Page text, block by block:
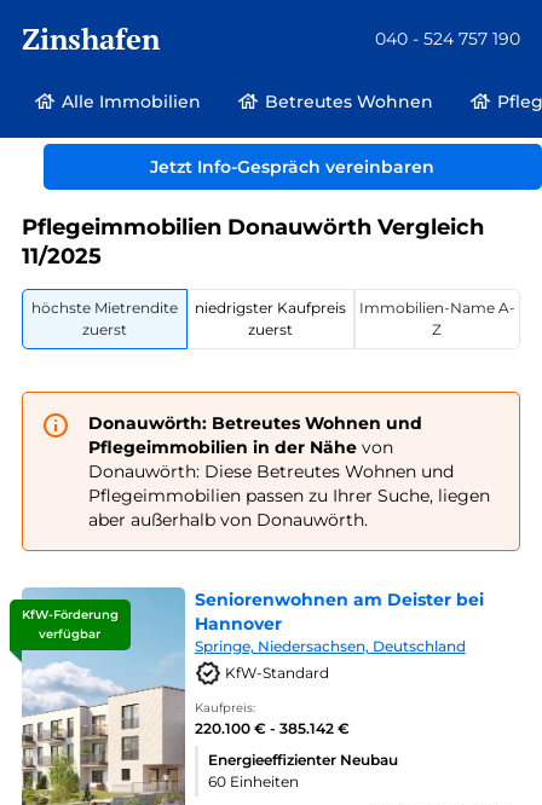
Zinshafen 040 - 524 757 190
Alle Immobilien Betreutes Wohnen
Jetzt Info-Gespräch vereinbaren
Betreutes Wohnen und Pflegeimmobilien Deutschland
Pflegeimmobilien Donauwörth Vergleich
11/2025
höchste Mietrendite
zuerst
niedrigster Kaufpreis
zuerst
Immobilien-Name A-
Z
Donauwörth: Betreutes Wohnen und
Pflegeimmobilien in der Nähevon
Donauwörth: Diese Betreutes Wohnen und
Pflegeimmobilien passen zu Ihrer Suche, liegen
aber außerhalb von Donauwörth.
KfW-Förderung
verfügbar
Seniorenwohnen am Deister bei
Hannover
Springe, Niedersachsen, Deutschland
KfW-Standard
Kaufpreis:
220.100 € - 385.142 €
Energieeffizienter Neubau
60 Einheiten